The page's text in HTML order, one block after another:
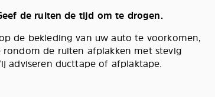
de ruiten de tijd om te drogen.
de bekleding van uw auto te voorkomen,
rondom de ruiten afplakken met stevig
adviseren ducttape of afplaktape.